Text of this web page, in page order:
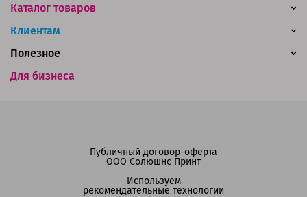
Каталог товаров
Клиентам
Для бизнеса
Полезное
Публичный договор-оферта
ООО Солюшнс Принт
Используем
рекомендательные технологии